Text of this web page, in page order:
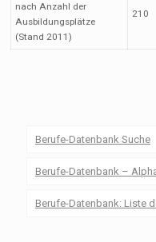
nach Anzahl der
Ausbildungsplätze
(Stand 2011)
210
Berufe-Datenbank Suche
Berufe-Datenbank –
Berufe-Datenbank: Liste